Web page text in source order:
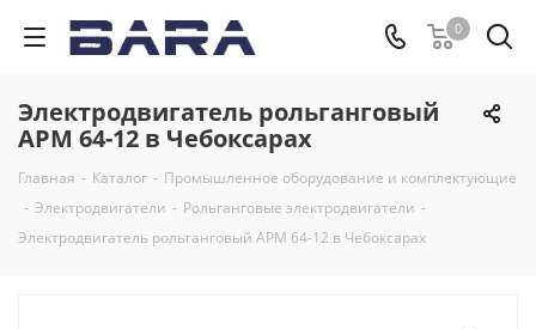
0
Электродвигатель рольганговый
APM 64-12 в Чебоксарах
Главная - Каталог - Промышленное оборудование и комплектующие
- Электродвигатели - Рольганговые электродвигатели -
Электродвигатель рольганговый APM 64-12 в Чебоксарах